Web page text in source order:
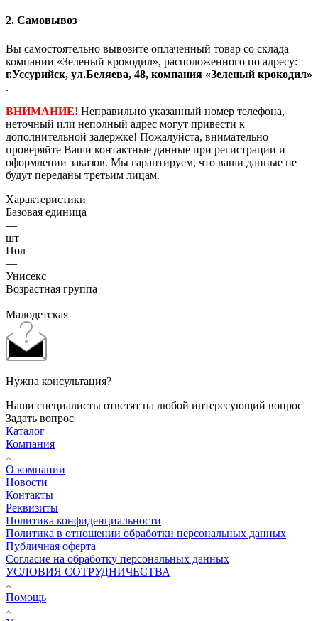
2. Самовывоз
Вы самостоятельно вывозите оплаченный товар со склада
компании «Зеленый крокодил», расположенного по адресу:
г.Уссурийск, ул.Беляева, 48, компания «Зеленый крокодил»
.
ВНИМАНИЕ! Неправильно указанный номер телефона,
неточный или неполный адрес могут привести к
дополнительной задержке! Пожалуйста, внимательно
проверяйте Ваши контактные данные при регистрации и
оформлении заказов. Мы гарантируем, что ваши данные не
будут переданы третьим лицам.
Характеристики
Базовая единица
—
шт
Пол
—
Унисекс
Возрастная группа
—
Малодетская
Нужна консультация?
Наши специалисты ответят на любой интересующий вопрос
Задать вопрос
Каталог
Компания
О компании
Новости
Контакты
Реквизиты
Политика конфиденциальности
Политика в отношении обработки персональных данных
Публичная оферта
Согласие на обработку персональных данных
УСЛОВИЯ СОТРУДНИЧЕСТВА
Помощь